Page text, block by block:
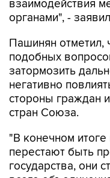
Пашинян отметил,
затормозить
негативно
стороны граждан
стран Союза.
"В конечном
государства, они
всего
необходимо